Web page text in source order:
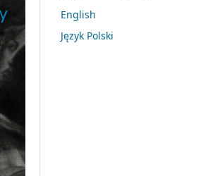
English
Język Polski